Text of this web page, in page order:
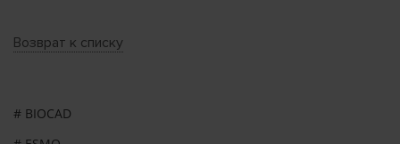
# BIOCAD
Возврат к списку